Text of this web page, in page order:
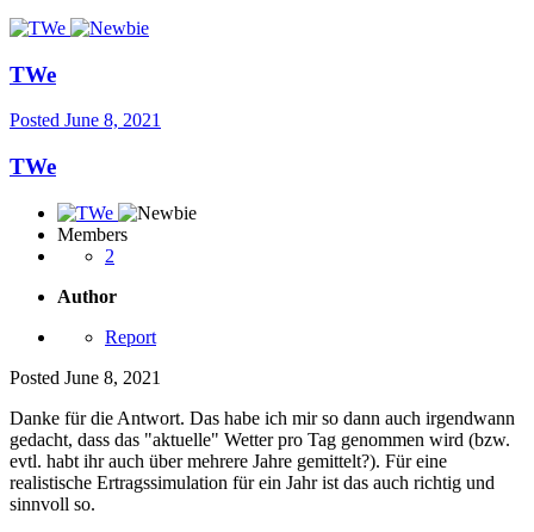
TWe
Posted June 8, 2021
TWe
Members
2
Author
Report
Posted June 8, 2021
Danke für die Antwort. Das habe ich mir so dann auch irgendwann
gedacht, dass das "aktuelle" Wetter pro Tag genommen wird (bzw.
evtl. habt ihr auch über mehrere Jahre gemittelt?). Für eine
realistische Ertragssimulation für ein Jahr ist das auch richtig und
sinnvoll so.